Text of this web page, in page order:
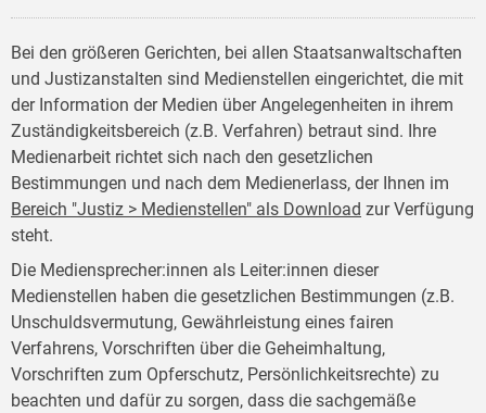
Bei den größeren Gerichten, bei allen Staatsanwaltschaften
und Justizanstalten sind Medienstellen eingerichtet, die mit
der Information der Medien über Angelegenheiten in ihrem
Zuständigkeitsbereich (z.B. Verfahren) betraut sind. Ihre
Medienarbeit richtet sich nach den gesetzlichen
Bestimmungen und nach dem Medienerlass, der Ihnen im
Bereich "Justiz > Medienstellen" als Download zur Verfügung
steht.
Die Mediensprecher:innen als Leiter:innen dieser
Medienstellen haben die gesetzlichen Bestimmungen (z.B.
Unschuldsvermutung, Gewährleistung eines fairen
Verfahrens, Vorschriften über die Geheimhaltung,
Vorschriften zum Opferschutz, Persönlichkeitsrechte) zu
beachten und dafür zu sorgen, dass die sachgemäße